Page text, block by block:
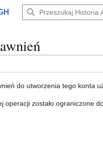
do utworzenia tego konta
operacji zostało ograniczone